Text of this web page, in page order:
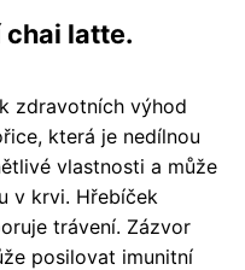
latte.
zdravotních výhod
která je nedílnou
vlastnosti a může
v krvi. Hřebíček
trávení. Zázvor
posilovat imunitní